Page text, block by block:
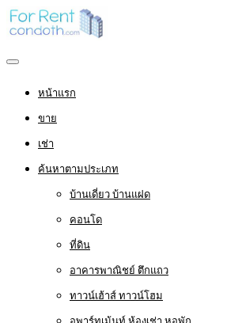
หน้าแรก
ขาย
เช่า
ค้นหาตามประเภท
บ้านเดี่ยว บ้านแฝด
คอนโด
ที่ดิน
อาคารพาณิชย์ ตึกแถว
ทาวน์เฮ้าส์ ทาวน์โฮม